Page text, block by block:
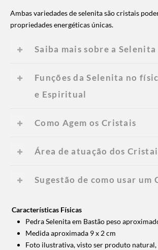
Ambas variedades de selenita são cristais
propriedades energéticas únicas.
Saiba mais sobre a Selenita
Funções da Selenita no
e Espiritual
Como Agem os Cristais
Área de atuação dos
Sugestão de como usar um
Características Físicas
Pedra Selenita em Bastão peso
Medida aproximada 9 x 2 cm
Foto ilustrativa, visto ser produto